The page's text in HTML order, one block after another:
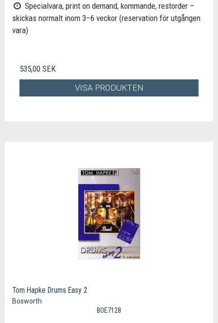
Specialvara, print on demand, kommande, restorder –
skickas normalt inom 3–6 veckor (reservation för utgången
vara)
535,00 SEK
VISA PRODUKTEN
Tom Hapke Drums Easy 2
Bosworth
BOE7128